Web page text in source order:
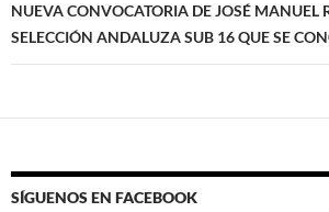
NUEVA CONVOCATORIA DE JOSÉ MANUEL
SELECCIÓN ANDALUZA SUB 16 QUE SE
SÍGUENOS EN FACEBOOK